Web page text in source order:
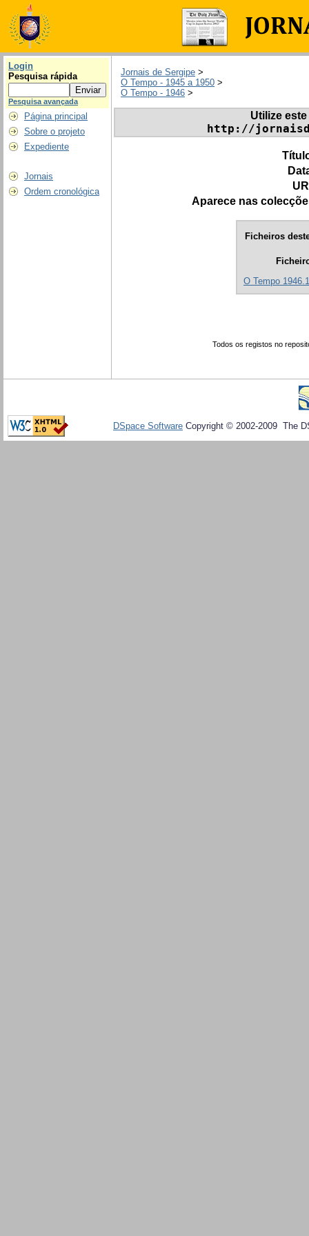
Login
Pesquisa rápida
Pesquisa avançada
Página principal
Sobre o projeto
Expediente
Jornais
Ordem cronológica
Jornais de Sergipe >
O Tempo - 1945 a 1950 >
O Tempo - 1946 >
Utilize
http://
Aparece nas
Ficheiros
O Tempo
Todos os registos no
DSpace Software Copyright © 2002-2009 The